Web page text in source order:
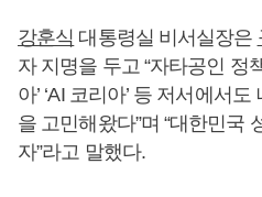
강훈식 대통령실 비서실장은
자 지명을 두고 “자타공인 정
아’ ‘AI 코리아’ 등 저서에서
을 고민해왔다”며 “대한민국
자”라고 말했다.